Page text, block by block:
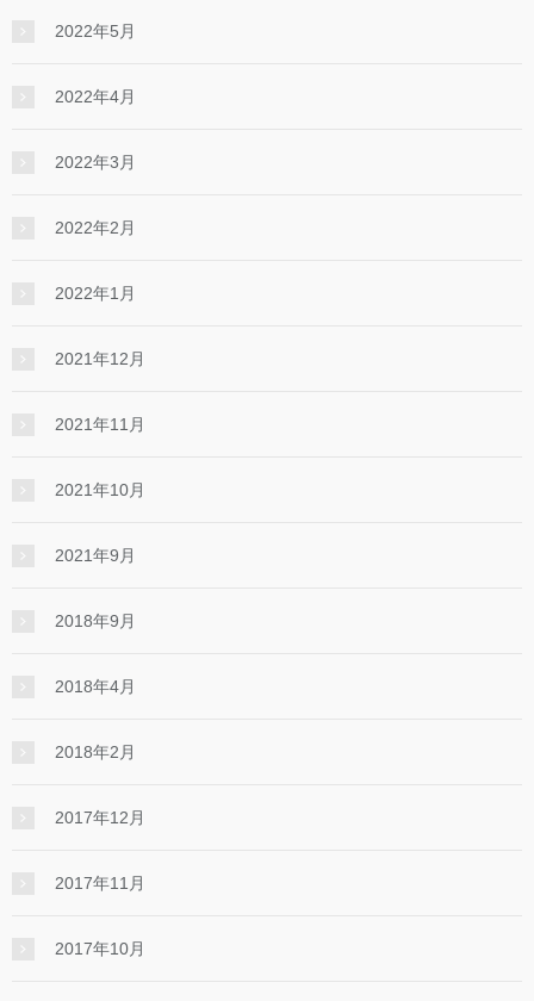
2022年5月
2022年4月
2022年3月
2022年2月
2022年1月
2021年12月
2021年11月
2021年10月
2021年9月
2018年9月
2018年4月
2018年2月
2017年12月
2017年11月
2017年10月